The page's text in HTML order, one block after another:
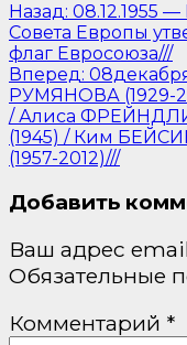
Назад: 08.12.1955
Совета Европы
флаг Евросоюза///
Вперед:
РУМЯНОВА (1929-
/ Алиса
(1945) / Ким
(1957-2012)///
Добавить
Ваш адрес
Обязательные
Комментарий *